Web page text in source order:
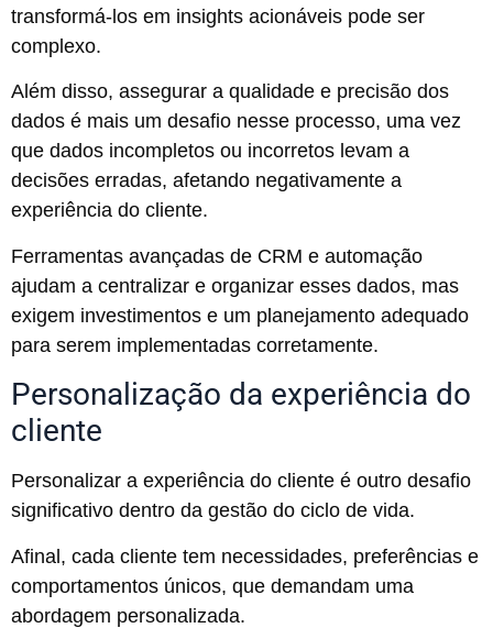
transformá-los em insights acionáveis pode ser
complexo.
Além disso, assegurar a qualidade e precisão dos
dados é mais um desafio nesse processo, uma vez
que dados incompletos ou incorretos levam a
decisões erradas, afetando negativamente a
experiência do cliente.
Ferramentas avançadas de CRM e automação
ajudam a centralizar e organizar esses dados, mas
exigem investimentos e um planejamento adequado
para serem implementadas corretamente.
Personalização da experiência do
cliente
Personalizar a experiência do cliente é outro desafio
significativo dentro da gestão do ciclo de vida.
Afinal, cada cliente tem necessidades, preferências e
comportamentos únicos, que demandam uma
abordagem personalizada.